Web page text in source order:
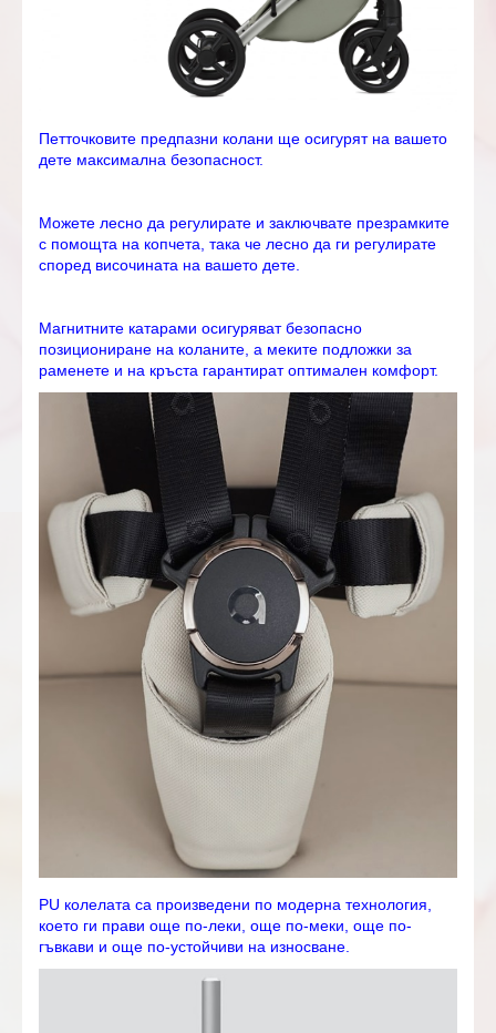
Петточковите предпазни колани ще осигурят на вашето
дете максимална безопасност.
Можете лесно да регулирате и заключвате презрамките
с помощта на копчета, така че лесно да ги регулирате
според височината на вашето дете.
Магнитните катарами осигуряват безопасно
позициониране на коланите, а меките подложки за
раменете и на кръста гарантират оптимален комфорт.
PU колелата са произведени по модерна технология,
което ги прави още по-леки, още по-меки, още по-
гъвкави и още по-устойчиви на износване.